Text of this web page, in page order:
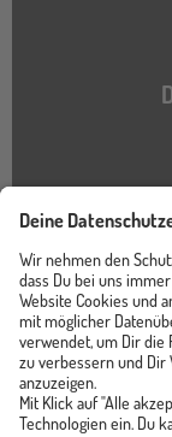
Instagram
TikTok